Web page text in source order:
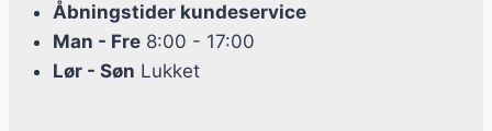
Åbningstider kundeservice
Man - Fre 8:00 - 17:00
Lør - Søn Lukket